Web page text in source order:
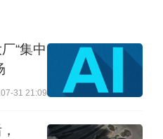
播放平台或网络音
权的作品。
过控股的腾讯音乐
。这笔收购完成
“集中
07-31 21:09